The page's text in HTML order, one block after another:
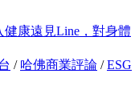
健康遠見Line，對身體
/ 哈佛商業評論 /ESG